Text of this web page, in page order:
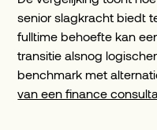
senior slagkracht biedt
fulltime behoefte kan
transitie alsnog
benchmark met
van een finance